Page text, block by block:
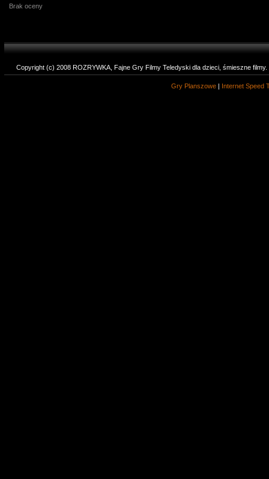
Brak oceny
Copyright (c) 2008 ROZRYWKA, Fajne Gry Filmy Teledyski dla dzieci, śmieszne
Gry Planszowe | Internet Speed